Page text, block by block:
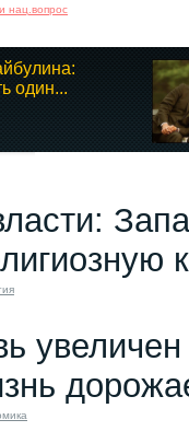
нац.вопрос
один...